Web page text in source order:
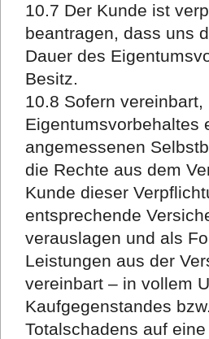
10.7 Der Kunde ist
beantragen, dass uns
Dauer des
Besitz.
10.8 Sofern
Eigentumsvorbehaltes
angemessenen
die Rechte aus dem
Kunde dieser
entsprechende
verauslagen und als
Leistungen aus der
vereinbart – in vollem
Kaufgegenstandes
Totalschadens auf